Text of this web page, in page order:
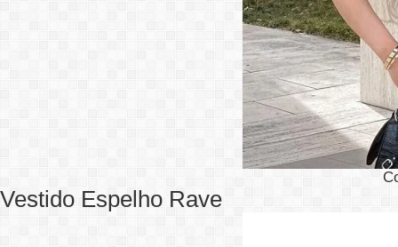
Vestido Espelho Rave